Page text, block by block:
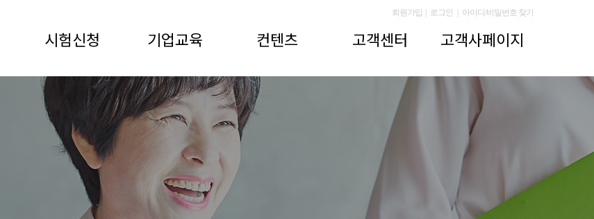
회원가입 로그인 아이디/비밀번호 찾기
시험신청 기업교육 컨텐츠 고객센터 고객사페이지